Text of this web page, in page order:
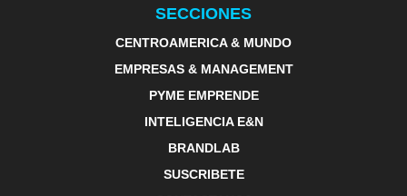
SECCIONES
CENTROAMERICA & MUNDO
EMPRESAS & MANAGEMENT
PYME EMPRENDE
INTELIGENCIA E&N
BRANDLAB
SUSCRIBETE